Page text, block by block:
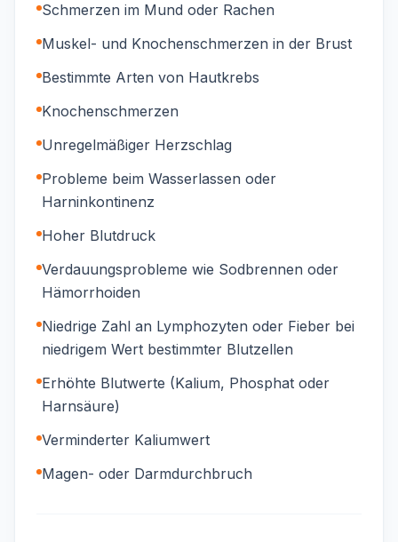
Schmerzen im Mund oder Rachen
Muskel- und Knochenschmerzen in der Brust
Bestimmte Arten von Hautkrebs
Knochenschmerzen
Unregelmäßiger Herzschlag
Probleme beim Wasserlassen oder
Harninkontinenz
Hoher Blutdruck
Verdauungsprobleme wie Sodbrennen oder
Hämorrhoiden
Niedrige Zahl an Lymphozyten oder Fieber bei
niedrigem Wert bestimmter Blutzellen
Erhöhte Blutwerte (Kalium, Phosphat oder
Harnsäure)
Verminderter Kaliumwert
Magen- oder Darmdurchbruch